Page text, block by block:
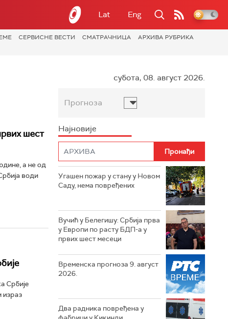
Lat Eng
СЕРВИСНЕ ВЕСТИ СМАТРАЧНИЦА
АРХИВА РУБРИКА
шест
а не од
води
Србије
израз
субота, 08. август 2026.
Прогноза
Најновије
Угашен пожар у стану у Новом
Саду, нема повређених
Вучић у Белегишу: Србија прва
у Европи по расту БДП-а у
првих шест месеци
Временска прогноза 9. август
2026.
Два радника повређена у